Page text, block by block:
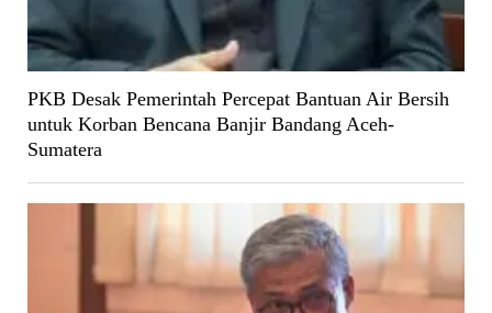
PKB Desak Pemerintah Percepat Bantuan Air Bersih
untuk Korban Bencana Banjir Bandang Aceh-
Sumatera